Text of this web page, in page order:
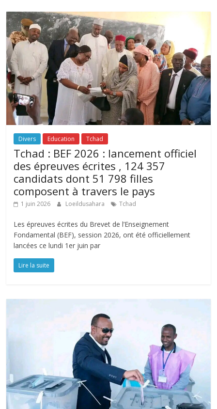
Divers Education Tchad
Tchad : BEF 2026 : lancement officiel
des épreuves écrites , 124 357
candidats dont 51 798 filles
composent à travers le pays
1 juin 2026 Loeildusahara Tchad
Les épreuves écrites du Brevet de l’Enseignement
Fondamental (BEF), session 2026, ont été officiellement
lancées ce lundi 1er juin par
Lire la suite